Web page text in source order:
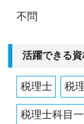
不問
活躍できる
税理士 税
税理士科目